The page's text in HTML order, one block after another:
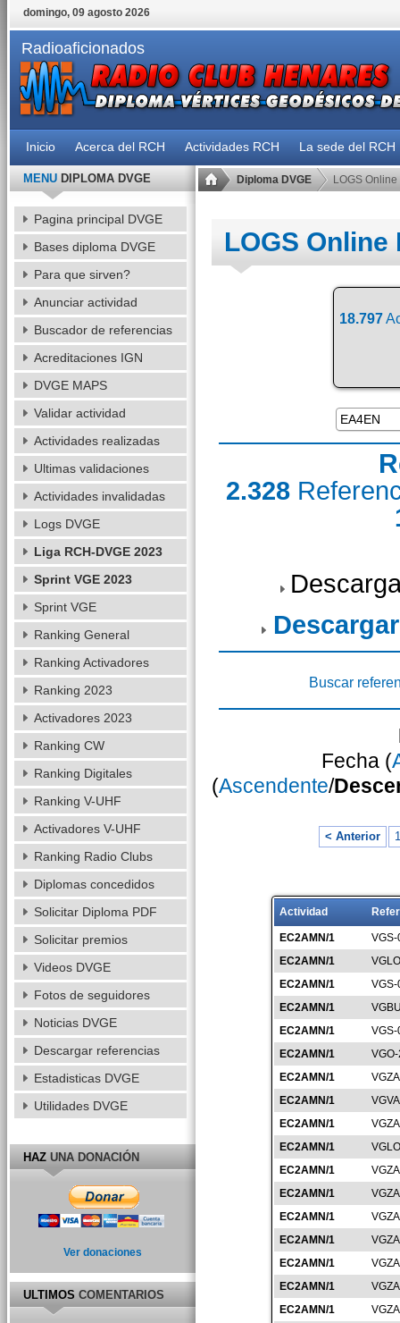
domingo, 09 agosto 2026
Radioaficionados
Inicio Acerca del RCH Actividades RCH La sede del RCH
Diploma DVGE LOGS Online
LOGS Online
18.797
2.328
Buscar
Fecha (
(Ascendente/
< Anterior 1
Actividad
EC2AMN/1
EC2AMN/1
EC2AMN/1
EC2AMN/1
EC2AMN/1
EC2AMN/1
EC2AMN/1
EC2AMN/1
EC2AMN/1
EC2AMN/1
EC2AMN/1
EC2AMN/1
EC2AMN/1
EC2AMN/1
EC2AMN/1
EC2AMN/1
EC2AMN/1
MENUDIPLOMA DVGE
Pagina principal DVGE
Bases diploma DVGE
Para que sirven?
Anunciar actividad
Buscador de referencias
Acreditaciones IGN
DVGE MAPS
Validar actividad
Actividades realizadas
Ultimas validaciones
Actividades invalidadas
Logs DVGE
Liga RCH-DVGE 2023
Sprint VGE 2023
Sprint VGE
Ranking General
Ranking Activadores
Ranking 2023
Activadores 2023
Ranking CW
Ranking Digitales
Ranking V-UHF
Activadores V-UHF
Ranking Radio Clubs
Diplomas concedidos
Solicitar Diploma PDF
Solicitar premios
Videos DVGE
Fotos de seguidores
Noticias DVGE
Descargar referencias
Estadisticas DVGE
Utilidades DVGE
HAZUNA DONACIÓN
Ver donaciones
ULTIMOSCOMENTARIOS